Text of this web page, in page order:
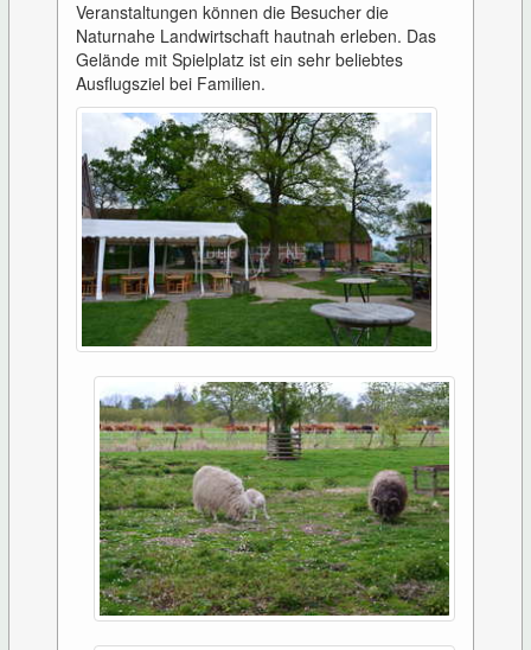
Veranstaltungen können die Besucher die
Naturnahe Landwirtschaft hautnah erleben. Das
Gelände mit Spielplatz ist ein sehr beliebtes
Ausflugsziel bei Familien.